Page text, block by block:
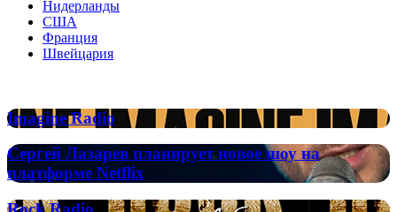
Нидерланды
США
Франция
Швейцария
Imagine
Radio
Imagine Radio
Сергей
Лазарев
планирует
новое
Сергей Лазарев планирует новое шоу на
платформе Netflix
Rock